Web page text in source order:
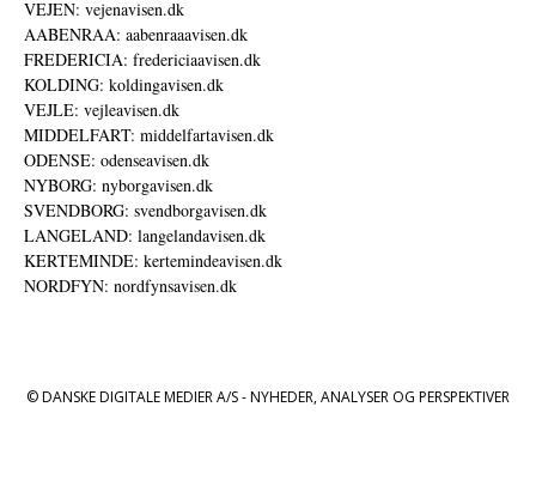
VEJEN: vejenavisen.dk
AABENRAA: aabenraaavisen.dk
FREDERICIA: fredericiaavisen.dk
KOLDING: koldingavisen.dk
VEJLE: vejleavisen.dk
MIDDELFART: middelfartavisen.dk
ODENSE: odenseavisen.dk
NYBORG: nyborgavisen.dk
SVENDBORG: svendborgavisen.dk
LANGELAND: langelandavisen.dk
KERTEMINDE: kertemindeavisen.dk
NORDFYN: nordfynsavisen.dk
© DANSKE DIGITALE MEDIER A/S - NYHEDER, ANALYSER OG PERSPEKTIVER